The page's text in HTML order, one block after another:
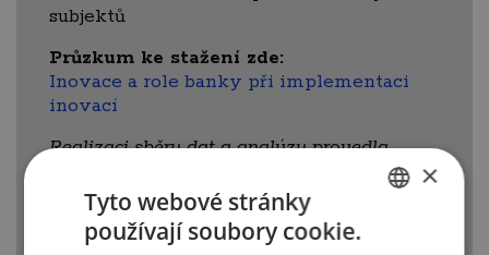
subjektů
Průzkum ke stažení zde:
Inovace a role banky při implementaci
inovací
Realizaci sběru dat a analýzu provedla
Průzkum vznikl za laskavé podpory
partnera Česká spořitelna, a. s.
×
Tyto webové stránky
používají soubory cookie.